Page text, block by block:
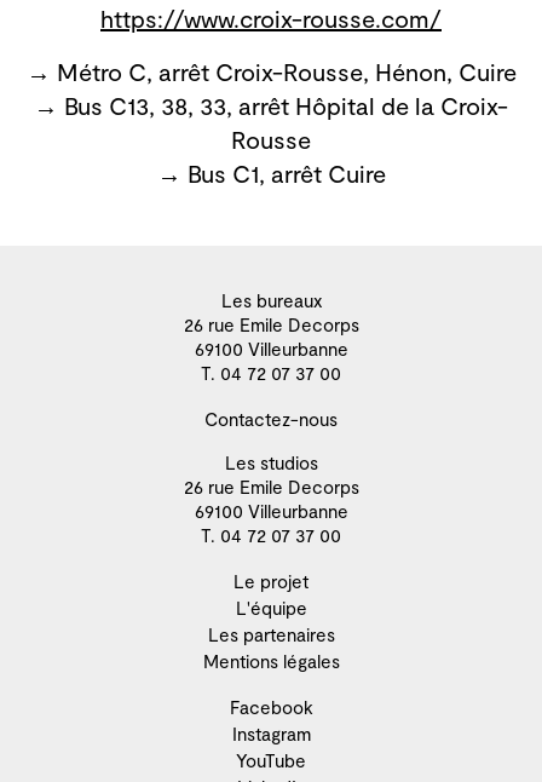
https://www.croix-rousse.com/
→ Métro C, arrêt Croix-Rousse, Hénon, Cuire
→ Bus C13, 38, 33, arrêt Hôpital de la Croix-
Rousse
→ Bus C1, arrêt Cuire
Les bureaux
26 rue Emile Decorps
69100 Villeurbanne
T. 04 72 07 37 00
Contactez-nous
Les studios
26 rue Emile Decorps
69100 Villeurbanne
T. 04 72 07 37 00
Le projet
L'équipe
Les partenaires
Mentions légales
Facebook
Instagram
YouTube